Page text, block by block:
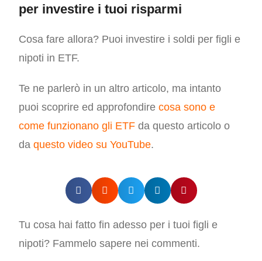
per investire i tuoi risparmi
Cosa fare allora? Puoi investire i soldi per figli e
nipoti in ETF.
Te ne parlerò in un altro articolo, ma intanto
puoi scoprire ed approfondirecosa sono e
come funzionano gli ETF da questo articolo o
daquesto video su YouTube.
Tu cosa hai fatto fin adesso per i tuoi figli e
nipoti? Fammelo sapere nei commenti.